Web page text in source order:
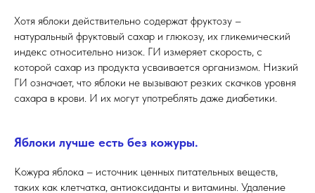
Хотя яблоки действительно содержат фруктозу –
натуральный фруктовый сахар и глюкозу, их гликемический
индекс относительно низок. ГИ измеряет скорость, с
которой сахар из продукта усваивается организмом. Низкий
ГИ означает, что яблоки не вызывают резких скачков уровня
сахара в крови. И их могут употреблять даже диабетики.
Яблоки лучше есть без кожуры.
Кожура яблока – источник ценных питательных веществ,
таких как клетчатка, антиоксиданты и витамины. Удаление